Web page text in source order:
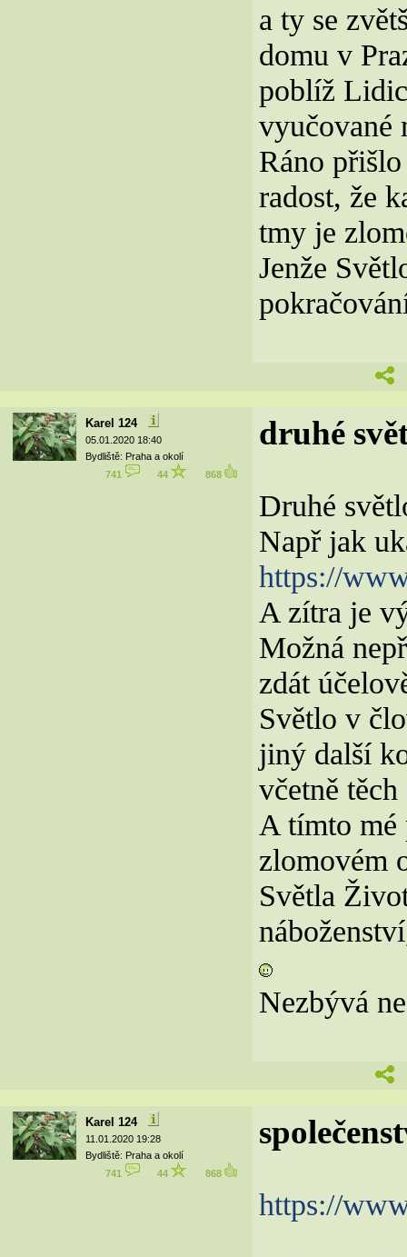
a ty se
domu v
poblíž
vyučované
Ráno
radost, že
tmy je
Jenže
Karel 124
05.01.2020 18:40
Bydliště: Praha a okolí
741
44 868
druhé
Druhé
Např jak
https://
A zítra je
Možná
zdát
Světlo v
jiný další
včetně
A tímto mé
zlomovém
Světla
Nezbývá
Karel 124
11.01.2020 19:28
Bydliště: Praha a okolí
741
44 868
https://